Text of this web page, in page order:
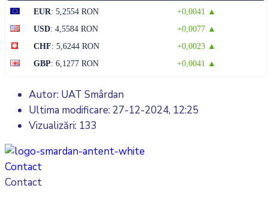
EUR: 5,2554 RON
+0,0041 ▲
USD: 4,5584 RON
+0,0077 ▲
CHF: 5,6244 RON
+0,0023 ▲
GBP: 6,1277 RON +0,0041 ▲
Autor: UAT Smârdan
Ultima modificare: 27-12-2024, 12:25
Vizualizări: 133
Contact
Contact